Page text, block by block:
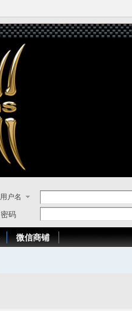
用户名
密码
微信商铺